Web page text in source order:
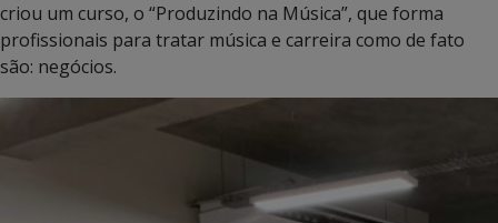
criou um curso, o “Produzindo na Música”, que forma
profissionais para tratar música e carreira como de fato
são: negócios.